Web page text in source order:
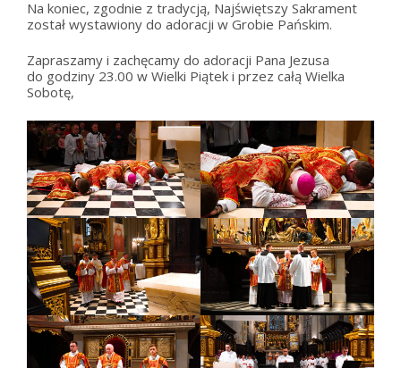
Na koniec, zgodnie z tradycją, Najświętszy Sakrament
został wystawiony do adoracji w Grobie Pańskim.
Zapraszamy i zachęcamy do adoracji Pana Jezusa
do godziny 23.00 w Wielki Piątek i przez całą Wielka
Sobotę,